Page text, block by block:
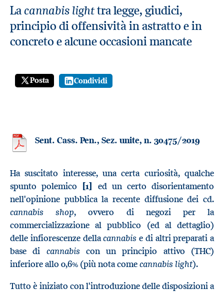
Lacannabis lighttra legge, giudici,
principio di offensività in astratto e in
concreto e alcune occasioni mancate
Posta Condividi
Sent. Cass. Pen., Sez. unite, n. 30475/2019
Ha suscitato interesse, una certa curiosità, qualche
spunto polemico
[1]
ed un certo disorientamento
nell'opinione pubblica la recente diffusione dei cd.
cannabis shop, ovvero di negozi per la
commercializzazione al pubblico (ed al dettaglio)
delle infiorescenze dellacannabis e di altri preparati a
base di cannabiscon un principio attivo (THC)
inferiore allo 0,6% (più nota comecannabis light).
Tutto è iniziato con l'introduzione delle disposizioni a